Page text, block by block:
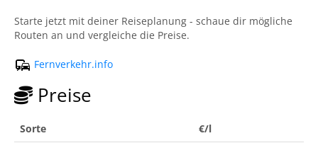
Starte jetzt mit deiner Reiseplanung - schaue dir mögliche
Routen an und vergleiche die Preise.
Fernverkehr.info
Preise
Sorte
€/l